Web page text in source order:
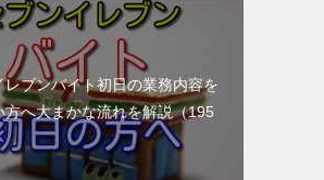
レブンバイト初日の業務内容を
方へ大まかな流れを解説（195